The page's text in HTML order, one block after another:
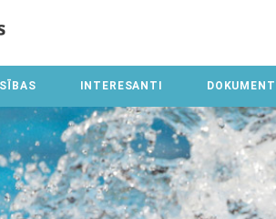
INTERESANTI DOKUMENTI